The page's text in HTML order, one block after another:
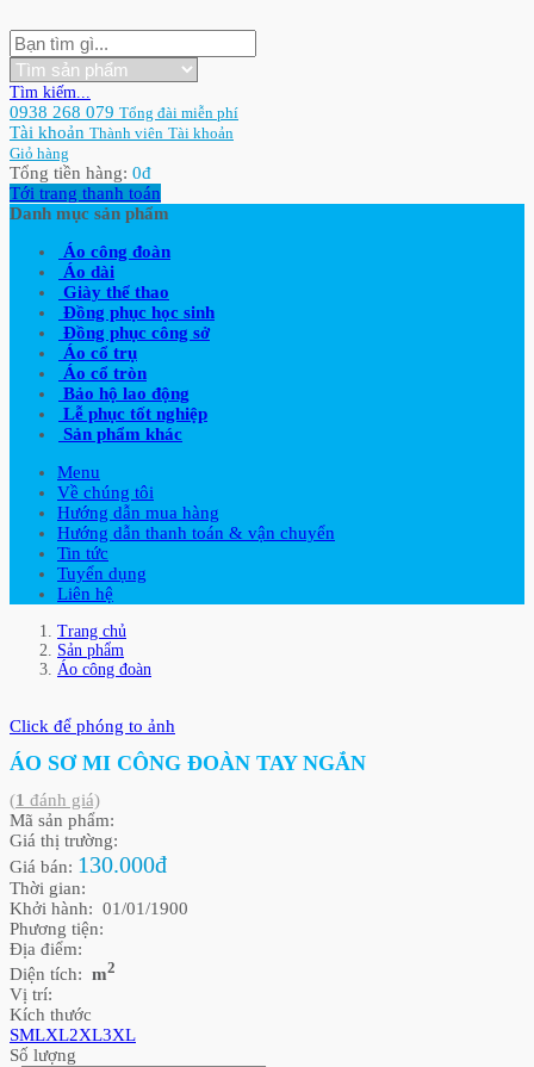
Tìm kiếm...
0938 268 079 Tổng đài miễn phí
Tài khoản Thành viên Tài khoản
Giỏ hàng
Tổng tiền hàng: 0đ
Tới trang thanh toán
Danh mục sản phẩm
Áo công đoàn
Áo dài
Giày thể thao
Đồng phục học sinh
Đồng phục công sở
Áo cổ trụ
Áo cổ tròn
Bảo hộ lao động
Lễ phục tốt nghiệp
Sản phẩm khác
Menu
Về chúng tôi
Hướng dẫn mua hàng
Hướng dẫn thanh toán & vận chuyển
Tin tức
Tuyển dụng
Liên hệ
Trang chủ
Sản phẩm
Áo công đoàn
Click để phóng to ảnh
ÁO SƠ MI CÔNG ĐOÀN TAY NGẮN
(1 đánh giá)
Mã sản phẩm:
Giá thị trường:
Giá bán: 130.000đ
Thời gian:
Khởi hành: 01/01/1900
Phương tiện:
Địa điểm:
Diện tích: m2
Vị trí:
Kích thước
SMLXL2XL3XL
Số lượng